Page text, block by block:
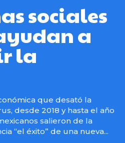
sociales
a
la
que desató la
desde 2018 y hasta el año
salieron de la
“el éxito” de una nueva...